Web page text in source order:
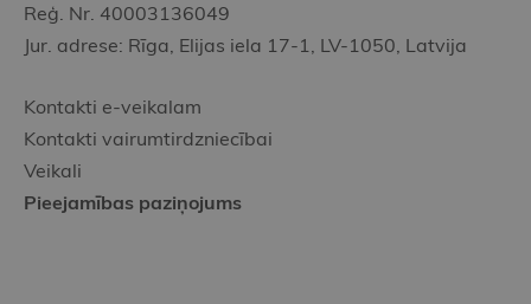
Reģ. Nr. 40003136049
Jur. adrese: Rīga, Elijas iela 17-1, LV-1050, Latvija
Kontakti e-veikalam
Kontakti vairumtirdzniecībai
Veikali
Pieejamības paziņojums